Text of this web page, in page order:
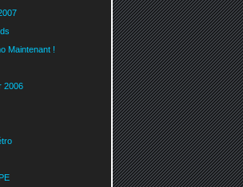
Maintenant !
2006